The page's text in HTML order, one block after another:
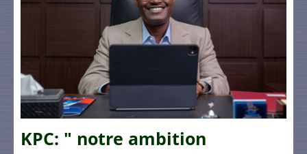
KPC: " notre ambition